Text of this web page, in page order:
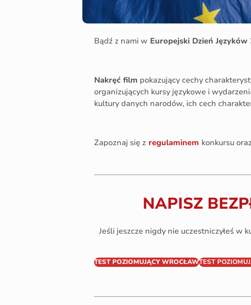
Bądź z nami w Europejski Dzień Języków
Nakręć film pokazujący cechy
organizujących kursy językowe i
kultury danych narodów, ich cech
Zapoznaj się z regulaminem konkursu
NAPISZ
Jeśli jeszcze nigdy nie uczestniczyłeś w
TEST POZIOMUJĄCY WROCŁAWTEST